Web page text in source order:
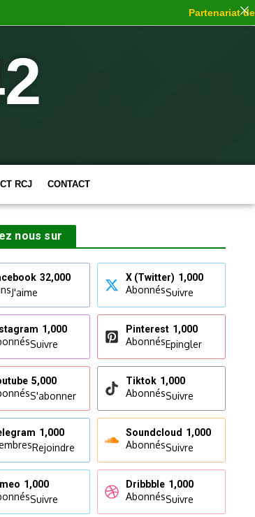
RCJ CONTACT
nous sur
32,000
J'aime
X (Twitter) 1,000
AbonnésSuivre
1,000
Suivre
Pinterest 1,000
AbonnésEpingler
5,000
S'abonner
Tiktok 1,000
AbonnésSuivre
1,000
Rejoindre
Soundcloud 1,000
AbonnésSuivre
1,000
Suivre
Dribbble 1,000
AbonnésSuivre
Partenariat de